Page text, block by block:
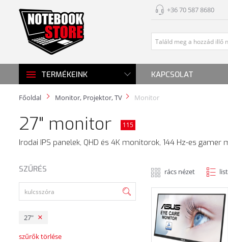
+36 70 587 8680
TERMÉKEINK KAPCSOLAT
Főoldal Monitor, Projektor, TV Monitor
27" monitor 115
Irodai IPS panelek, QHD és 4K monitorok, 144 Hz-es
SZŰRÉS
27"
szűrők törlése
rács nézet